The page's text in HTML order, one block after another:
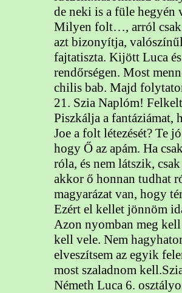
de neki is a füle
Milyen folt…, arról csak
azt bizonyítja,
fajtatiszta. Kijött Luca
rendőrségen. Most
chilis bab. Majd
21. Szia Naplóm!
Piszkálja a fantáziámat,
Joe a folt létezését? Te
hogy Ő az apám. Ha
róla, és nem látszik,
akkor ő honnan tudhat
magyarázat van, hogy
Ezért el kellet jönnöm
Azon nyomban meg kell
kell vele. Nem
elveszítsem az egyik
most szaladnom kell.
Németh Luca 6.